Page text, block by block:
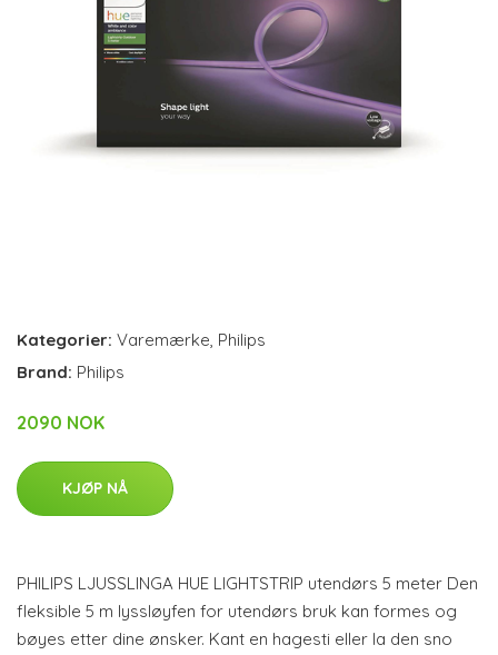
Kategorier: Varemærke, Philips
Brand: Philips
2090 NOK
KJØP NÅ
PHILIPS LJUSSLINGA HUE LIGHTSTRIP utendørs 5 meter Den
fleksible 5 m lyssløyfen for utendørs bruk kan formes og
bøyes etter dine ønsker. Kant en hagesti eller la den sno